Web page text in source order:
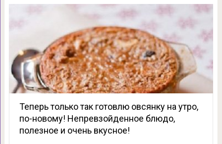
Теперь только так готовлю овсянку на утро,
по-новому! Непревзойденное блюдо,
полезное и очень вкусное!